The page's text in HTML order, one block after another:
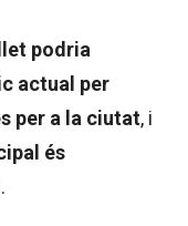
podria
actual per
per a la ciutat, i
és
.